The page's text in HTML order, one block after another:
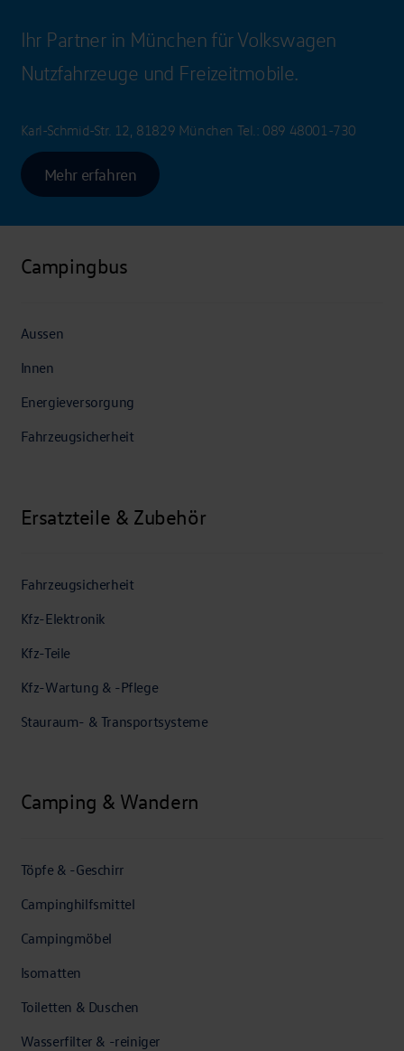
Ihr Partner in München für Volkswagen
Nutzfahrzeuge und Freizeitmobile.
Karl-Schmid-Str. 12, 81829 München Tel.: 089 48001-730
Mehr erfahren
Campingbus
Aussen
Innen
Energieversorgung
Fahrzeugsicherheit
Ersatzteile & Zubehör
Fahrzeugsicherheit
Kfz-Elektronik
Kfz-Teile
Kfz-Wartung & -Pflege
Stauraum- & Transportsysteme
Camping & Wandern
Töpfe & -Geschirr
Campinghilfsmittel
Campingmöbel
Isomatten
Toiletten & Duschen
Wasserfilter & -reiniger